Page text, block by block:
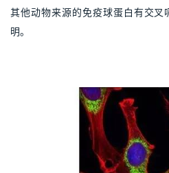
其他动物来源的免疫球蛋白有交叉
明。